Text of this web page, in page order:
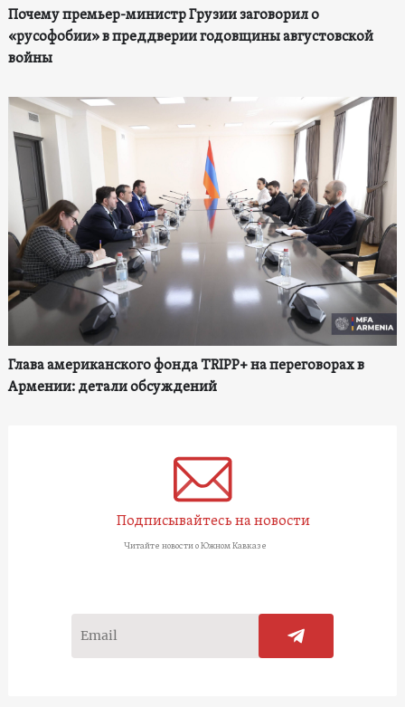
Почему премьер-министр Грузии заговорил о
«русофобии» в преддверии годовщины августовской
войны
Глава американского фонда TRIPP+ на переговорах в
Армении: детали обсуждений
Подписывайтесь на новости
Читайте новости о Южном Кавказе